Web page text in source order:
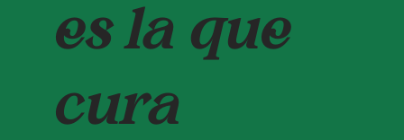
es la que
cura